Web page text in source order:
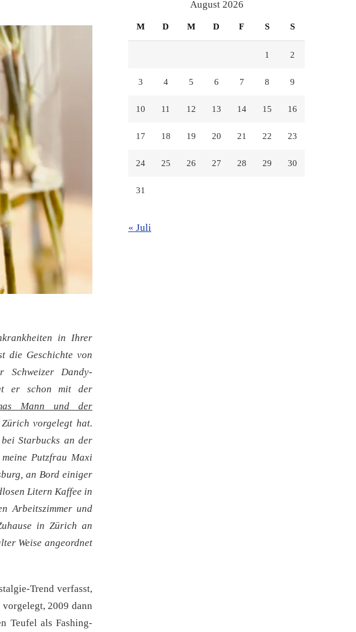
in Ihrer
die Geschichte von
Schweizer Dandy-
er schon mit der
Mann und der
vorgelegt hat.
Starbucks an der
Putzfrau Maxi
an Bord einiger
Litern Kaffee in
Arbeitszimmer und
in Zürich an
Weise angeordnet
Trend verfasst,
2009 dann
Teufel als Fashing-
August 2026
M D M D F S S
1 2
3 4 5 6 7 8 9
10 11 12 13 14 15 16
17 18 19 20 21 22 23
24 25 26 27 28 29 30
31
« Juli